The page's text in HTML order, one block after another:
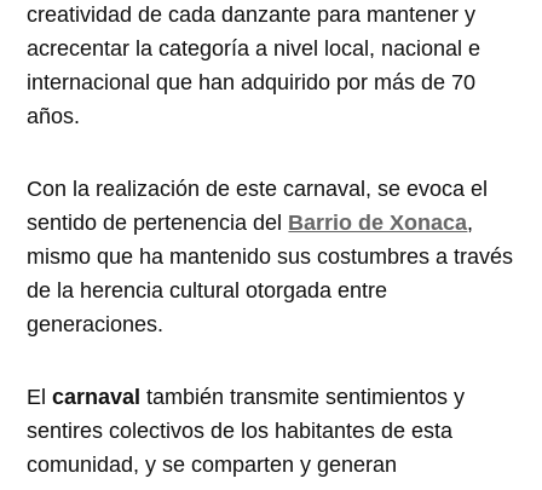
creatividad de cada danzante para mantener y
acrecentar la categoría a nivel local, nacional e
internacional que han adquirido por más de 70
años.
Con la realización de este carnaval, se evoca el
sentido de pertenencia del Barrio de Xonaca,
mismo que ha mantenido sus costumbres a través
de la herencia cultural otorgada entre
generaciones.
Elcarnaval también transmite sentimientos y
sentires colectivos de los habitantes de esta
comunidad, y se comparten y generan